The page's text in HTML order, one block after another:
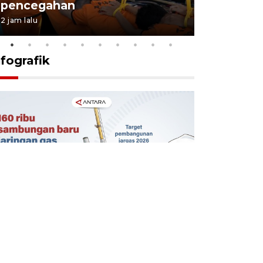
pencegahan
2 jam lalu